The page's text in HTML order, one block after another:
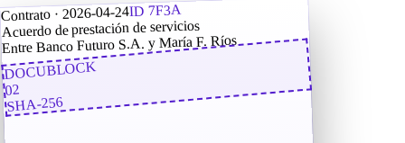
Contrato · 2026-04-24ID 7F3A
Acuerdo de prestación de servicios
Entre Banco Futuro S.A. y María F. Ríos
DOCUBLOCK
02
SHA-256